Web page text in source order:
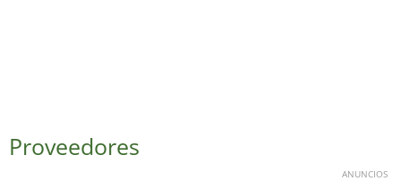
Proveedores
ANUNCIOS